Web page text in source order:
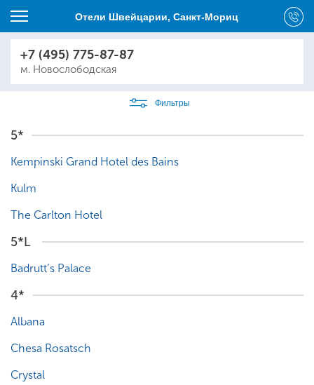
Отели Швейцарии, Санкт-Мориц
+7 (495) 775-87-87
м. Новослободская
Фильтры
5*
Kempinski Grand Hotel des Bains
Kulm
The Carlton Hotel
5*L
Badrutt’s Palace
4*
Albana
Chesa Rosatsch
Crystal